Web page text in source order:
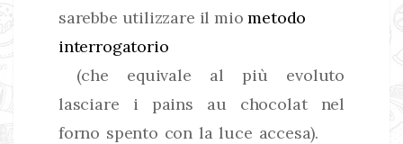
sarebbe utilizzare il miometodo
interrogatorio
(che equivale al più evoluto
lasciare i pains au chocolat nel
forno spento con la luce accesa).